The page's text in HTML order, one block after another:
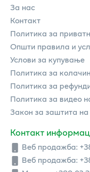
За нас
Контакт
Политика за
Општи правила и
Услови за купување
Политика за
Политика за
Политика за видео
Закон за заштита
Контакт
Веб продажба:
Веб продажба: